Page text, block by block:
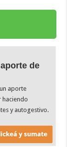
de
aporte
haciendo
y autogestivo.